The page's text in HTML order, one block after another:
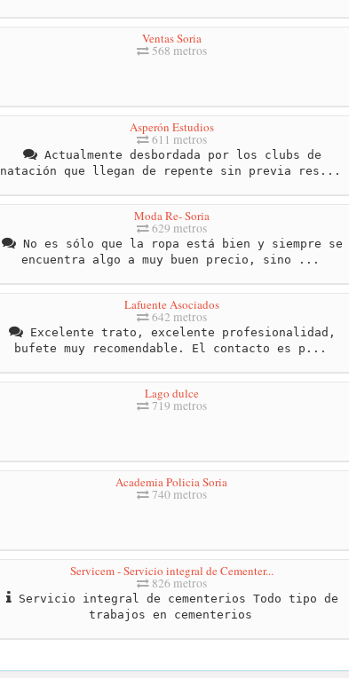
Ventas Soria
568 metros
Asperón Estudios
611 metros
Actualmente desbordada por los clubs de
natación que llegan de repente sin previa res...
Moda Re- Soria
629 metros
No es sólo que la ropa está bien y siempre se
encuentra algo a muy buen precio, sino ...
Lafuente Asociados
642 metros
Excelente trato, excelente profesionalidad,
bufete muy recomendable. El contacto es p...
Lago dulce
719 metros
Academia Policia Soria
740 metros
Servicem - Servicio integral de Cementer...
826 metros
Servicio integral de cementerios Todo tipo de
trabajos en cementerios